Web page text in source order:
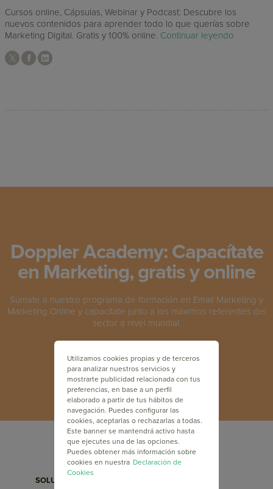
Cursos online, Cápsulas, Webinar y Podcast: Descubre los
nuevos contenidos para aprender todo lo que querías sobre
Marketing Digital. Gratis y 100% online. Continuar leyendo
Doppler Academy: Capacítate
en Marketing, gratis y online
Súmate a nuestro programa de formación en Email Marketing y
Marketing Online y capacítate junto a los máximos referentes del
sector a nivel mundial.
INSCRÍBETE GRATIS
SOLUCIONES
Utilizamos cookies propias y de terceros
para analizar nuestros servicios y
mostrarte publicidad relacionada con tus
preferencias, en base a un perfil
elaborado a partir de tus hábitos de
navegación. Puedes configurar las
cookies, aceptarlas o rechazarlas a todas.
Este banner se mantendrá activo hasta
que ejecutes una de las opciones.
Puedes obtener más información sobre
cookies en nuestra Declaración de
Cookies